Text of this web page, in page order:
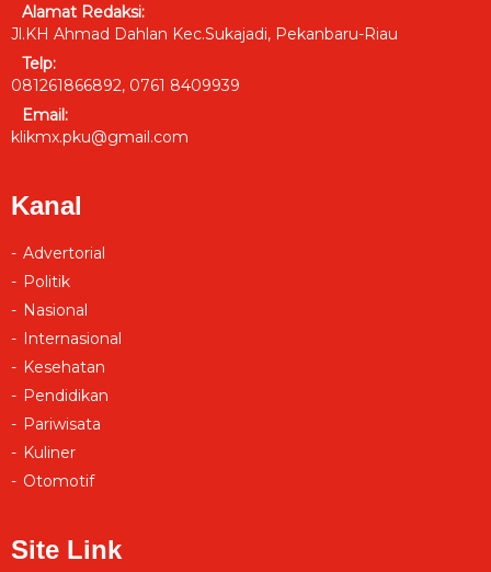
Alamat Redaksi:
Jl.KH Ahmad Dahlan Kec.Sukajadi, Pekanbaru-Riau
Telp:
081261866892, 0761 8409939
Email:
klikmx.pku@gmail.com
Kanal
Advertorial
Politik
Nasional
Internasional
Kesehatan
Pendidikan
Pariwisata
Kuliner
Otomotif
Site Link